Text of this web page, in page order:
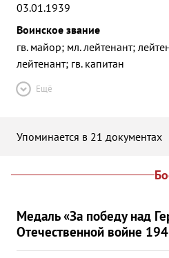
03.01.1939
Воинское звание
гв. майор; мл. лейтенант;
лейтенант; гв. капитан
Ещё
Упоминается в 21 документах
Медаль «За победу над
Отечественной войне